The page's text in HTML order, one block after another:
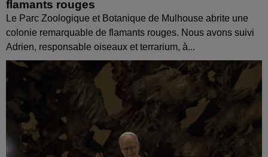
flamants rouges
Le Parc Zoologique et Botanique de Mulhouse abrite une
colonie remarquable de flamants rouges. Nous avons suivi
Adrien, responsable oiseaux et terrarium, à...